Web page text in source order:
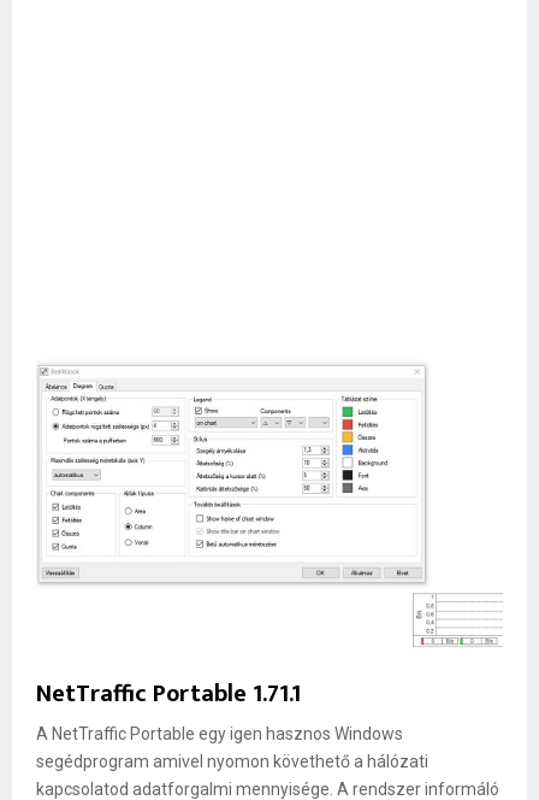
NetTraffic Portable 1.71.1
A NetTraffic Portable egy igen hasznos Windows
segédprogram amivel nyomon követhető a hálózati
kapcsolatod adatforgalmi mennyisége. A rendszer informáló